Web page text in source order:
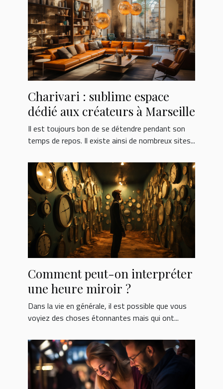
Charivari : sublime espace
dédié aux créateurs à Marseille
Il est toujours bon de se détendre pendant son
temps de repos. Il existe ainsi de nombreux sites...
Comment peut-on interpréter
une heure miroir ?
Dans la vie en générale, il est possible que vous
voyiez des choses étonnantes mais qui ont...